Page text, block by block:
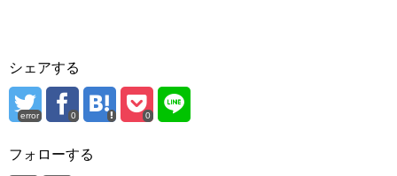
シェアする
error 0 0
フォローする